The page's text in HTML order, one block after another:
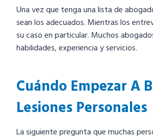
Una vez que tenga una lista de
sean los adecuados. Mientras los
su caso en particular. Muchos
habilidades, experiencia y servicios.
Cuándo Empezar A
Lesiones Personales
La siguiente pregunta que muchas